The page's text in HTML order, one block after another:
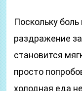
Поскольку
раздражение
становится
просто
холодная еда